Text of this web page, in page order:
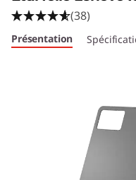
(38)
Présentation